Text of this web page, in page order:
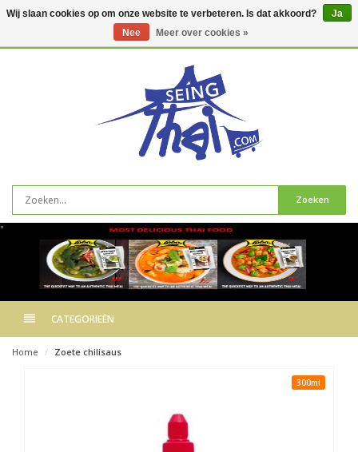
Zoeken
"
CATEGORIEËN
Home Zoete chilisaus
300ml
Wij slaan cookies op om onze website te verbeteren. Is dat akkoord?
Ja
Nee
Meer over cookies »